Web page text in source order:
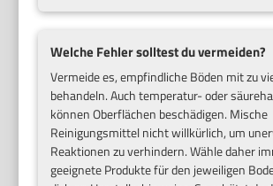
Welche Fehler solltest du vermeiden?
Vermeide es, empfindliche Böden mit zu
behandeln. Auch temperatur- oder
können Oberflächen beschädigen. Mische
Reinigungsmittel nicht willkürlich, um
Reaktionen zu verhindern. Wähle daher
geeignete Produkte für den jeweiligen